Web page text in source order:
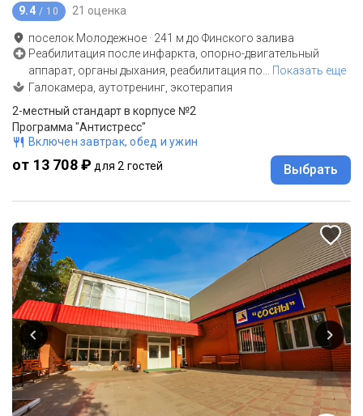
9.4 / 10 21 оценка
поселок Молодежное · 241 м до Финского залива
Реабилитация после инфаркта, опорно-двигательный
аппарат, органы дыхания, реабилитация по
Показать еще
Галокамера, аутотренинг, экотерапия
2-местный стандарт в корпусе №2
Программа "Антистресс"
Включен завтрак, обед и ужин
от 13 708 ₽ для 2 гостей Выбрать